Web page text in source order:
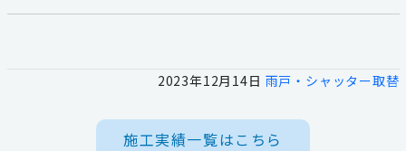
2023年12月14日 雨戸・シャッター取替
施工実績一覧はこちら